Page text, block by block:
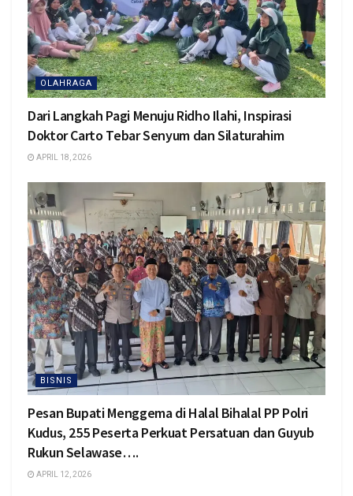
OLAHRAGA
Dari Langkah Pagi Menuju Ridho Ilahi, Inspirasi
Doktor Carto Tebar Senyum dan Silaturahim
APRIL 18, 2026
BISNIS
Pesan Bupati Menggema di Halal Bihalal PP Polri
Kudus, 255 Peserta Perkuat Persatuan dan Guyub
Rukun Selawase….
APRIL 12, 2026